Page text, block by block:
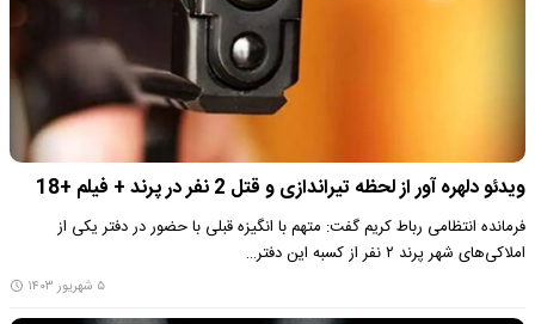
ویدئو دلهره آور از لحظه تیراندازی و قتل 2 نفر در پرند + فیلم +18
فرمانده انتظامی رباط کریم گفت: متهم با انگیزه قبلی با حضور در دفتر یکی از
املاکی‌های شهر پرند ۲ نفر از کسبه این دفتر…
۵ شهریور ۱۴۰۳